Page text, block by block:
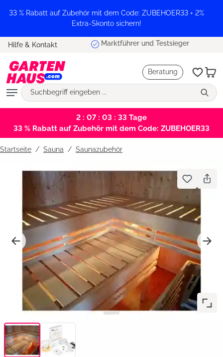
springen
33 % Rabatt auf Zubehör mit dem Code: ZUBEHOER33 + 2%
Extra-Skonto sichern!
Hilfe & Kontakt Marktführer und Testsieger
Beratung
2 : 07 : 03 : 33 Tage
33 % Rabatt auf Zubehör mit dem Code: ZUBEHOER33
Startseite Sauna / Saunazubehör